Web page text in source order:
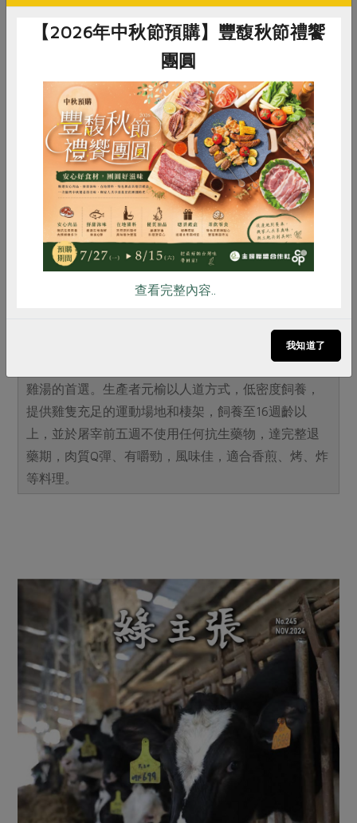
黑羽土雞個性活潑好動，肉質較為結實有嚼勁，是燉
雞湯的首選。生產者元榆以人道方式，低密度飼養，
提供雞隻充足的運動場地和棲架，飼養至16週齡以
上，並於屠宰前五週不使用任何抗生藥物，達完整退
藥期，肉質Q彈、有嚼勁，風味佳，適合香煎、烤、炸
等料理。
惜食 RPET 食譜 減硝酸鹽
雞蛋 食安 共同購買
【2026年中秋節預購】豐馥秋節禮饗
團圓
查看完整內容..
我知道了